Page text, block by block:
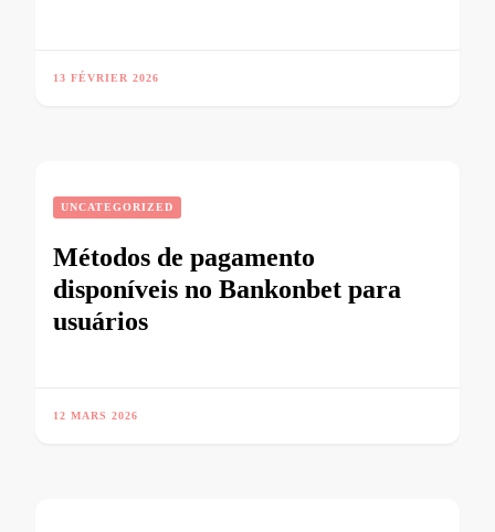
13 FÉVRIER 2026
UNCATEGORIZED
Métodos de pagamento
disponíveis no Bankonbet para
usuários
12 MARS 2026